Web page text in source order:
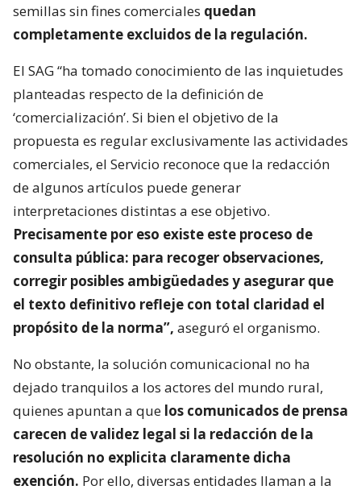
semillas sin fines comerciales quedan
completamente excluidos de la regulación.
El SAG “ha tomado conocimiento de las inquietudes
planteadas respecto de la definición de
‘comercialización’. Si bien el objetivo de la
propuesta es regular exclusivamente las actividades
comerciales, el Servicio reconoce que la redacción
de algunos artículos puede generar
interpretaciones distintas a ese objetivo.
Precisamente por eso existe este proceso de
consulta pública: para recoger observaciones,
corregir posibles ambigüedades y asegurar que
el texto definitivo refleje con total claridad el
propósito de la norma”, aseguró el organismo.
No obstante, la solución comunicacional no ha
dejado tranquilos a los actores del mundo rural,
quienes apuntan a que los comunicados de prensa
carecen de validez legal si la redacción de la
resolución no explicita claramente dicha
exención. Por ello, diversas entidades llaman a la